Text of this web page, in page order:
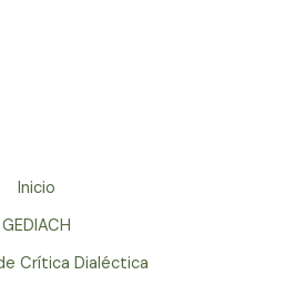
Inicio
GEDIACH
Crítica Dialéctica